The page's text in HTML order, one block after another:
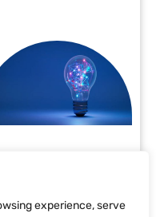
experience, serve